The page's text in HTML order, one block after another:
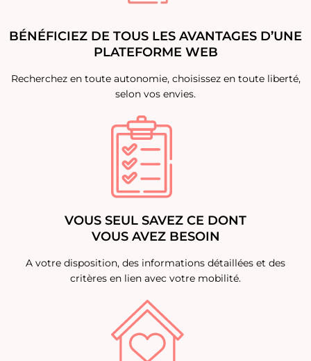
BÉNÉFICIEZ DE TOUS LES AVANTAGES D’UNE
PLATEFORME WEB
Recherchez en toute autonomie, choisissez en toute liberté,
selon vos envies.
VOUS SEUL SAVEZ CE DONT
VOUS AVEZ BESOIN
A votre disposition, des informations détaillées et des
critères en lien avec votre mobilité.